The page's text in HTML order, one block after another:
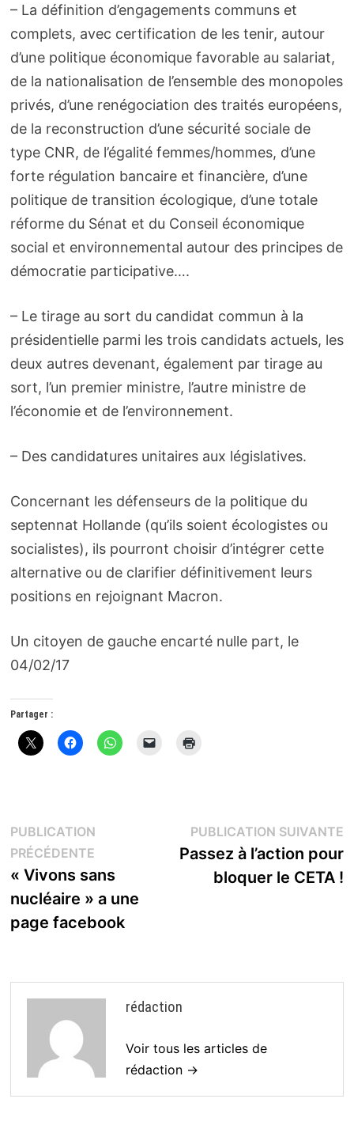
– La définition d’engagements communs et
complets, avec certification de les tenir, autour
d’une politique économique favorable au salariat,
de la nationalisation de l’ensemble des monopoles
privés, d’une renégociation des traités européens,
de la reconstruction d’une sécurité sociale de
type CNR, de l’égalité femmes/hommes, d’une
forte régulation bancaire et financière, d’une
politique de transition écologique, d’une totale
réforme du Sénat et du Conseil économique
social et environnemental autour des principes de
démocratie participative….
– Le tirage au sort du candidat commun à la
présidentielle parmi les trois candidats actuels, les
deux autres devenant, également par tirage au
sort, l’un premier ministre, l’autre ministre de
l’économie et de l’environnement.
– Des candidatures unitaires aux législatives.
Concernant les défenseurs de la politique du
septennat Hollande (qu’ils soient écologistes ou
socialistes), ils pourront choisir d’intégrer cette
alternative ou de clarifier définitivement leurs
positions en rejoignant Macron.
Un citoyen de gauche encarté nulle part, le
04/02/17
Partager :
Navigation
de
l’article
PUBLICATION
PRÉCÉDENTEPublication
précédente :
« Vivons sans
nucléaire » a une
page facebook
PUBLICATION SUIVANTE
Passez à l’action pour
bloquer le CETA !
rédaction
Voir tous les articles de
rédaction →